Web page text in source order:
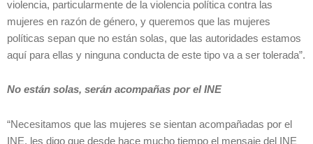
violencia, particularmente de la violencia política contra las
mujeres en razón de género, y queremos que las mujeres
políticas sepan que no están solas, que las autoridades estamos
aquí para ellas y ninguna conducta de este tipo va a ser tolerada”.
No están solas, serán acompañas por el INE
“Necesitamos que las mujeres se sientan acompañadas por el
INE, les digo que desde hace mucho tiempo el mensaje del INE